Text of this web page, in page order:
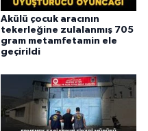
Akülü çocuk aracının
tekerleğine zulalanmış 705
gram metamfetamin ele
geçirildi